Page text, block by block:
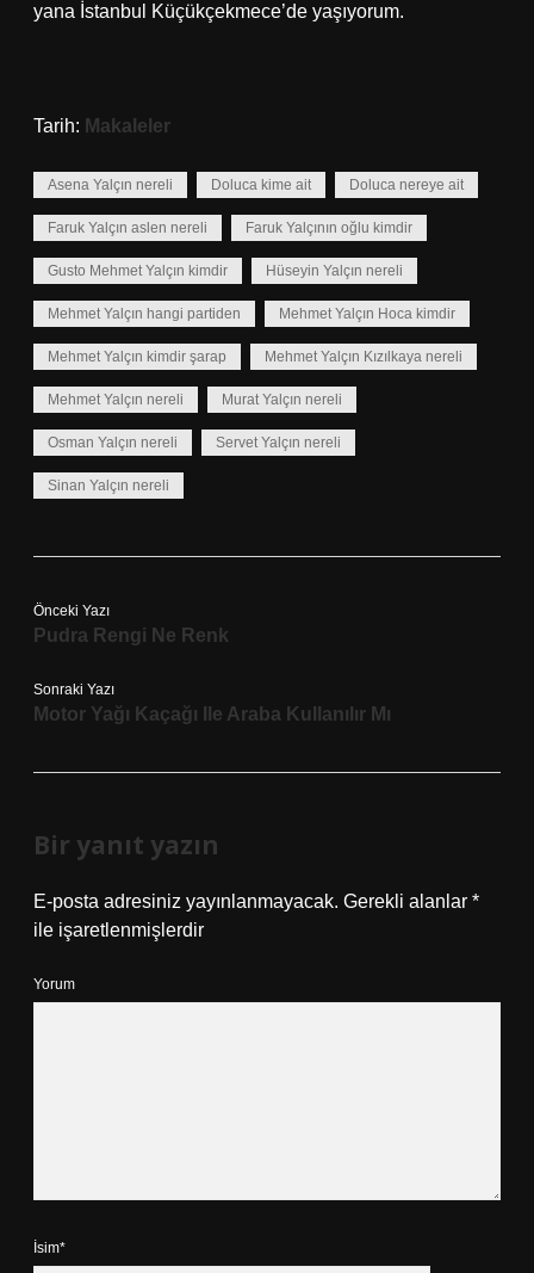
yana İstanbul Küçükçekmece’de yaşıyorum.
Tarih: Makaleler
Asena Yalçın nereli Doluca kime ait Doluca nereye ait
Faruk Yalçın aslen nereli Faruk Yalçının oğlu kimdir
Gusto Mehmet Yalçın kimdir Hüseyin Yalçın nereli
Mehmet Yalçın hangi partiden Mehmet Yalçın Hoca kimdir
Mehmet Yalçın kimdir şarap Mehmet Yalçın Kızılkaya nereli
Mehmet Yalçın nereli Murat Yalçın nereli
Osman Yalçın nereli Servet Yalçın nereli
Sinan Yalçın nereli
Önceki Yazı
Pudra Rengi Ne Renk
Sonraki Yazı
Motor Yağı Kaçağı Ile Araba Kullanılır Mı
Bir yanıt yazın
E-posta adresiniz yayınlanmayacak. Gerekli alanlar *
ile işaretlenmişlerdir
Yorum
İsim*